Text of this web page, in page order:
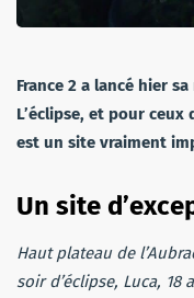
France 2 a lancé hier
L’éclipse, et pour
est un site vraiment
Un site
Haut plateau de
soir d’éclipse, Luca,